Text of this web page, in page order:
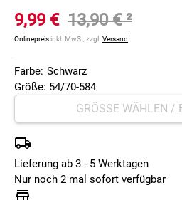
9,99 € 13,90 €²
Onlinepreisinkl. MwSt, zzgl. Versand
Farbe: Schwarz
Größe: 54/70-584
Lieferung ab 3 - 5 Werktagen
Nur noch 2 mal sofort verfügbar